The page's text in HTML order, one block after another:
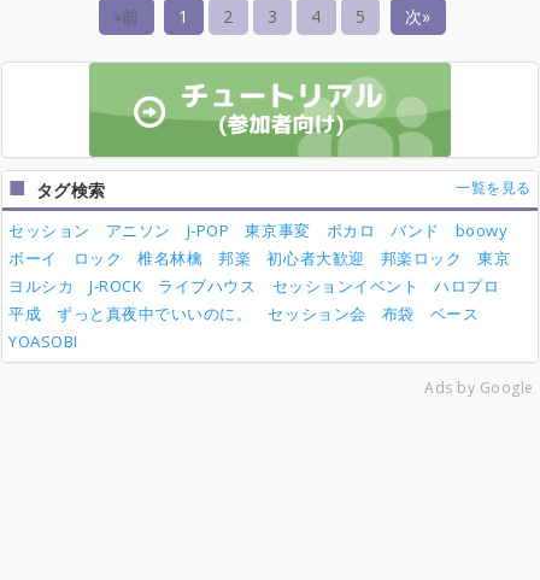
«前 1 2 3 4 5 次»
タグ検索 一覧を見る
セッション アニソン J-POP 東京事変 ボカロ バンド
boowy
ボーイ
ロック 椎名林檎 邦楽 初心者大歓迎 邦楽ロック
東京
ヨルシカ
J-ROCK ライブハウス セッションイベント
ハロプロ
平成
ずっと真夜中でいいのに。 セッション会 布袋
ベース
YOASOBI
Ads by Google